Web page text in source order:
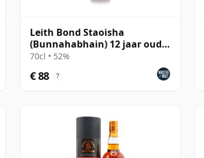
Leith Bond Staoisha
(Bunnahabhain) 12 jaar oud
Single Cask
70cl • 52%
€ 88 ?